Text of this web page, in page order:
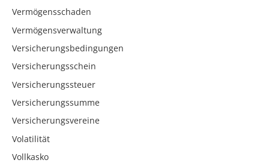
Vermögensschaden
Vermögensverwaltung
Versicherungsbedingungen
Versicherungsschein
Versicherungssteuer
Versicherungssumme
Versicherungsvereine
Volatilität
Vollkasko